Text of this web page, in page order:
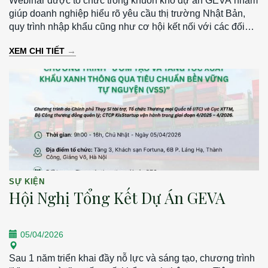
giúp doanh nghiệp hiểu rõ yêu cầu thị trường Nhật Bản,
quy trình nhập khẩu cũng như cơ hội kết nối với các đối
30/03/2026 - Hình thức: Trực tuyến qua Zoom - Ngôn ngữ:
XEM CHI TIẾT →
SỰ KIỆN
Hội Nghị Tổng Kết Dự Án GEVA
05/04/2026
Sau 1 năm triển khai đầy nỗ lực và sáng tạo, chương trình